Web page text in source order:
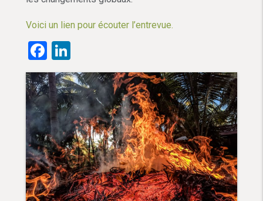
Voici un lien pour écouter l’entrevue.
Facebook